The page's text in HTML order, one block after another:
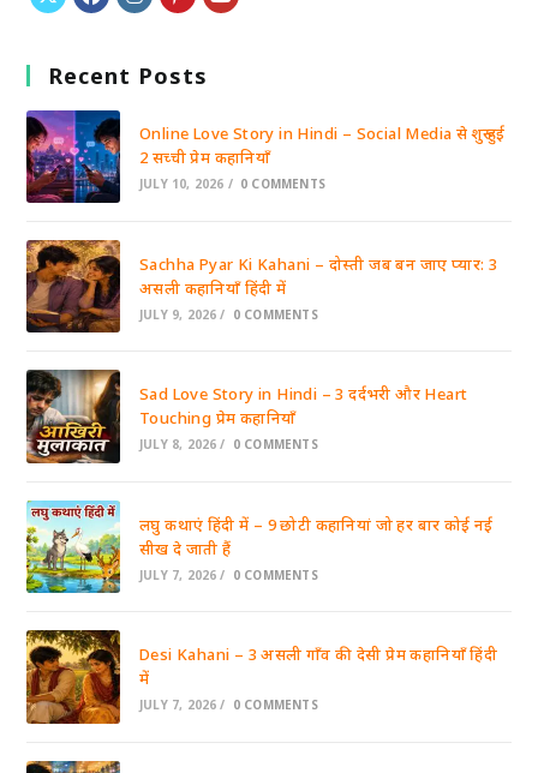
Recent Posts
Online Love Story in Hindi – Social Media से शुरू हुई
2 सच्ची प्रेम कहानियाँ
JULY 10, 2026 / 0 COMMENTS
Sachha Pyar Ki Kahani – दोस्ती जब बन जाए प्यार: 3
असली कहानियाँ हिंदी में
JULY 9, 2026 / 0 COMMENTS
Sad Love Story in Hindi – 3 दर्दभरी और Heart
Touching प्रेम कहानियाँ
JULY 8, 2026 / 0 COMMENTS
लघु कथाएं हिंदी में – 9 छोटी कहानियां जो हर बार कोई नई
सीख दे जाती हैं
JULY 7, 2026 / 0 COMMENTS
Desi Kahani – 3 असली गाँव की देसी प्रेम कहानियाँ हिंदी
में
JULY 7, 2026 / 0 COMMENTS